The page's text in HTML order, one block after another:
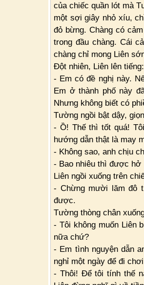
của chiếc quần lót mà
một sợi giây nhỏ xíu,
đỏ bừng. Chàng có
trong đầu chàng. Cái
chàng chỉ mong Liên
Đột nhiên, Liên lên tiếng:
- Em có đề nghị này.
Em ở thành phố này
Nhưng không biết có
Tường ngồi bật dậy,
- Ồ! Thế thì tốt quá!
hướng dẫn thật là may
- Không sao, anh chịu
- Bao nhiêu thì được hở
Liên ngồi xuống trên
- Chừng mười lăm đô
được.
Tường thòng chân
- Tôi không muốn Liên
nữa chứ?
- Em tình nguyện dẫn
nghỉ một ngày để đi
- Thôi! Để tôi tính thế